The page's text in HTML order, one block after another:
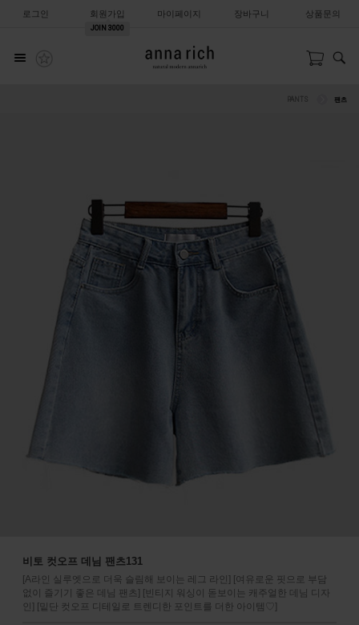
로그인 회원가입
JOIN 3000
마이페이지 장바구니 상품문의
팬츠
비토 컷오프 데님 팬츠131
[A라인 실루엣으로 더욱 슬림해 보이는 레그 라인] [여유로운 핏으로 부담
없이 즐기기 좋은 데님 팬츠] [빈티지 워싱이 돋보이는 캐주얼한 데님 디자
인] [밑단 컷오프 디테일로 트렌디한 포인트를 더한 아이템♡]